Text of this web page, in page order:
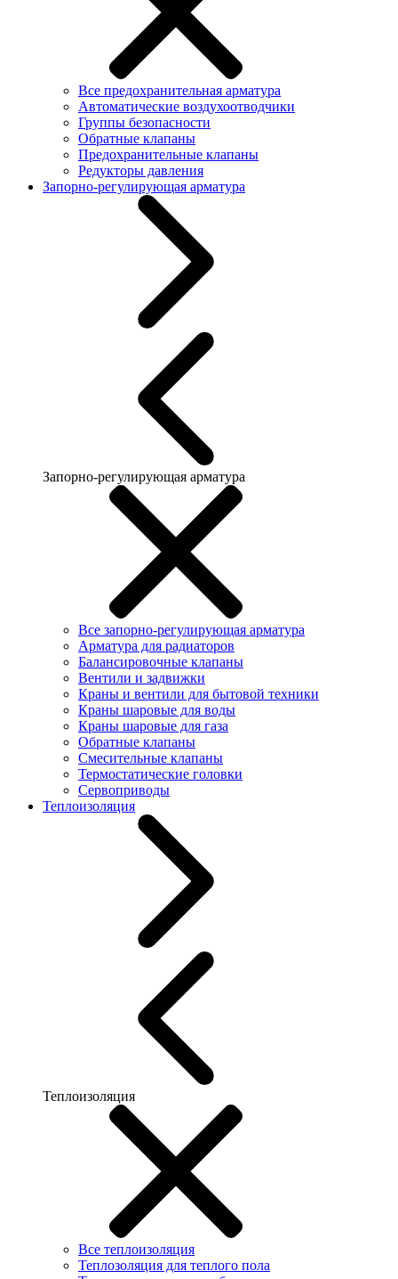
Все предохранительная арматура
Автоматические воздухоотводчики
Группы безопасности
Обратные клапаны
Предохранительные клапаны
Редукторы давления
Запорно-регулирующая арматура
Запорно-регулирующая арматура
Все запорно-регулирующая арматура
Арматура для радиаторов
Балансировочные клапаны
Вентили и задвижки
Краны и вентили для бытовой техники
Краны шаровые для воды
Краны шаровые для газа
Обратные клапаны
Смесительные клапаны
Термостатические головки
Сервоприводы
Теплоизоляция
Теплоизоляция
Все теплоизоляция
Теплозоляция для теплого пола